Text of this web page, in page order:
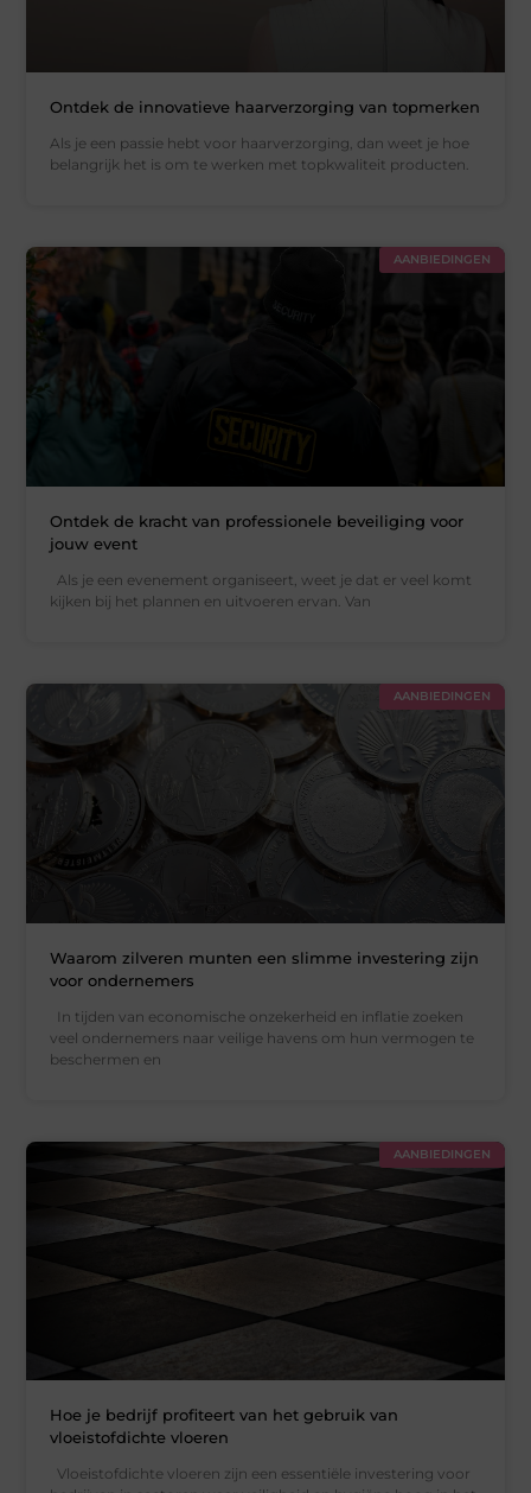
Ontdek de innovatieve haarverzorging van topmerken
Als je een passie hebt voor haarverzorging, dan weet je hoe
belangrijk het is om te werken met topkwaliteit producten.
AANBIEDINGEN
Ontdek de kracht van professionele beveiliging voor
jouw event
Als je een evenement organiseert, weet je dat er veel komt
kijken bij het plannen en uitvoeren ervan. Van
AANBIEDINGEN
Waarom zilveren munten een slimme investering zijn
voor ondernemers
In tijden van economische onzekerheid en inflatie zoeken
veel ondernemers naar veilige havens om hun vermogen te
beschermen en
AANBIEDINGEN
Hoe je bedrijf profiteert van het gebruik van
vloeistofdichte vloeren
Vloeistofdichte vloeren zijn een essentiële investering voor